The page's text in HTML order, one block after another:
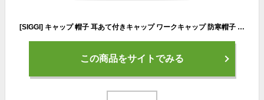
[SIGGI] キャップ 帽子 耳あて付きキャップ ワークキャップ 防寒帽子 イヤーマフキャップ 作業帽子 ミリタリーキャップ 秋 冬 暖かい 柔らか メンズ レディース スキー 登山 自転車 通学 雪かき 屋外作業 アウトドア 大きいサイズ 60 61 62㎝ ダークグレー
この商品をサイトでみる